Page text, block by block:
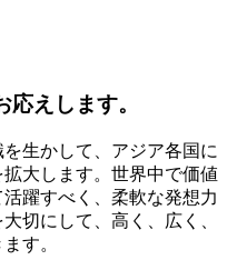
えします。
生かして、アジア各国に
大します。世界中で価値
躍すべく、柔軟な発想力
切にして、高く、広く、
す。